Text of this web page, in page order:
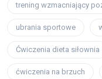
trening wzmacniający
ubrania sportowe
Ćwiczenia dieta siłownia
ćwiczenia na brzuch